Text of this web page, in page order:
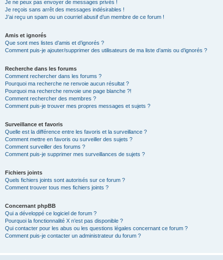
Je ne peux pas envoyer de messages privés !
Je reçois sans arrêt des messages indésirables !
J’ai reçu un spam ou un courriel abusif d’un membre de ce forum !
Amis et ignorés
Que sont mes listes d’amis et d’ignorés ?
Comment puis-je ajouter/supprimer des utilisateurs de ma liste d’amis ou d’ignorés ?
Recherche dans les forums
Comment rechercher dans les forums ?
Pourquoi ma recherche ne renvoie aucun résultat ?
Pourquoi ma recherche renvoie une page blanche ?!
Comment rechercher des membres ?
Comment puis-je trouver mes propres messages et sujets ?
Surveillance et favoris
Quelle est la différence entre les favoris et la surveillance ?
Comment mettre en favoris ou surveiller des sujets ?
Comment surveiller des forums ?
Comment puis-je supprimer mes surveillances de sujets ?
Fichiers joints
Quels fichiers joints sont autorisés sur ce forum ?
Comment trouver tous mes fichiers joints ?
Concernant phpBB
Qui a développé ce logiciel de forum ?
Pourquoi la fonctionnalité X n’est pas disponible ?
Qui contacter pour les abus ou les questions légales concernant ce forum ?
Comment puis-je contacter un administrateur du forum ?